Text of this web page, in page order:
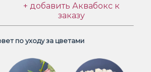
+ добавить Аквабокс к
заказу
по уходу за цветами